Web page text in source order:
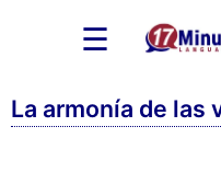
☰
La armonía de las